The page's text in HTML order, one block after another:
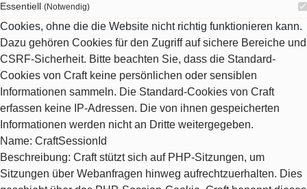
Essentiell (Notwendig)
Cookies, ohne die die Website nicht richtig funktionieren kann.
Dazu gehören Cookies für den Zugriff auf sichere Bereiche und
CSRF-Sicherheit. Bitte beachten Sie, dass die Standard-
Cookies von Craft keine persönlichen oder sensiblen
Informationen sammeln. Die Standard-Cookies von Craft
erfassen keine IP-Adressen. Die von ihnen gespeicherten
Informationen werden nicht an Dritte weitergegeben.
Name: CraftSessionId
Beschreibung: Craft stützt sich auf PHP-Sitzungen, um
Sitzungen über Webanfragen hinweg aufrechtzuerhalten. Dies